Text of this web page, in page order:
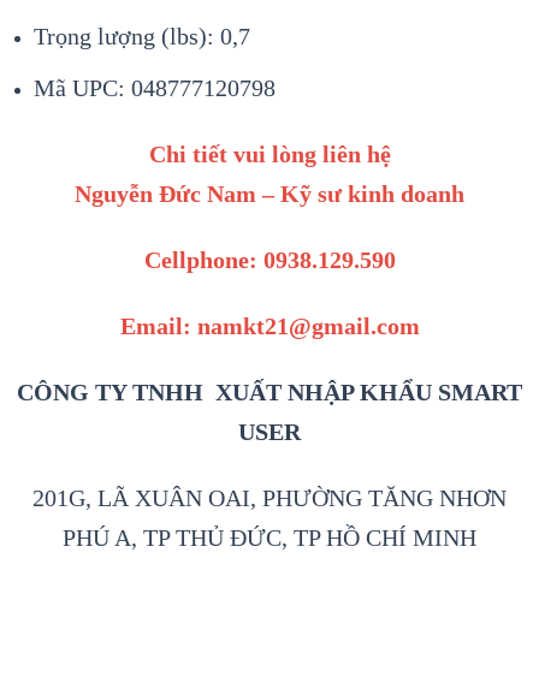
Trọng lượng (lbs): 0,7
Mã UPC: 048777120798
Chi tiết vui lòng liên hệ
Nguyễn Đức Nam – Kỹ sư kinh doanh
Cellphone: 0938.129.590
Email: namkt21@gmail.com
CÔNG TY TNHH XUẤT NHẬP KHẨU SMART
USER
201G, LÃ XUÂN OAI, PHƯỜNG TĂNG NHƠN
PHÚ A, TP THỦ ĐỨC, TP HỒ CHÍ MINH